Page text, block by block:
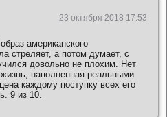
23 октября 2018 17:53
американского
стреляет, а потом думает, с
довольно не плохим. Нет
жизнь, наполненная реальными
каждому поступку всех его
9 из 10.